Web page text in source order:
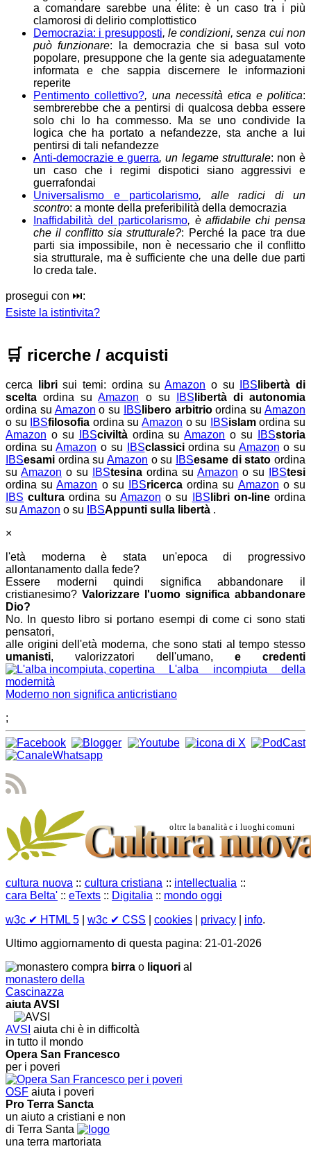
a comandare sarebbe una élite: è un caso tra i più
clamorosi di delirio complottistico
Democrazia: i presupposti, le condizioni, senza cui non
può funzionare: la democrazia che si basa sul voto
popolare, presuppone che la gente sia adeguatamente
informata e che sappia discernere le informazioni
reperite
Pentimento collettivo?, una necessità etica e politica:
sembrerebbe che a pentirsi di qualcosa debba essere
solo chi lo ha commesso. Ma se uno condivide la
logica che ha portato a nefandezze, sta anche a lui
pentirsi di tali nefandezze
Anti-democrazie e guerra, un legame strutturale: non è
un caso che i regimi dispotici siano aggressivi e
guerrafondai
Universalismo e particolarismo, alle radici di un
scontro: a monte della preferibilità della democrazia
Inaffidabilità del particolarismo, è affidabile chi pensa
che il conflitto sia strutturale?: Perché la pace tra due
parti sia impossibile, non è necessario che il conflitto
sia strutturale, ma è sufficiente che una delle due parti
lo creda tale.
prosegui con ⏭️:
Esiste la istintivita?
🛒 ricerche / acquisti
cerca librisui temi: ordina suAmazon o su IBS libertà di
scelta ordina suAmazon o su IBS libertà di autonomia
ordina su Amazon o su IBS libero arbitrio ordina suAmazon
o su
IBSfilosofia ordina suAmazon o su IBSislam ordina su
Amazon o su IBSciviltà ordina suAmazon o su IBSstoria
ordina suAmazon o su IBSclassici ordina su Amazon o su
IBSesami ordina suAmazon o su IBSesame di stato ordina
su Amazon o su IBStesina ordina su Amazon o su IBStesi
ordina suAmazon o su IBSricerca ordina su Amazon o su
IBS cultura ordina su Amazon o su IBS libri on-line ordina
su Amazon o su IBSAppunti sulla libertà .
×
l'età moderna è stata un'epoca di progressivo
allontanamento dalla fede?
Essere moderni quindi significa abbandonare il
cristianesimo? Valorizzare l'uomo significa abbandonare
Dio?
No. In questo libro si portano esempi di come ci sono stati
pensatori,
alle origini dell'età moderna, che sono stati al tempo stesso
umanisti, valorizzatori dell'umano, e credenti
L'alba incompiuta della
modernità
Moderno non significa anticristiano
;
cultura nuova :: cultura cristiana :: intellectualia ::
cara Belta' :: eTexts :: Digitalia :: mondo oggi
w3c ✔ HTML 5 w3c ✔ CSS cookies privacy info.
Ultimo aggiornamento di questa pagina: 21-01-2026
compra birra o liquori al
monastero della
Cascinazza
aiuta AVSI
AVSI aiuta chi è in difficoltà
in tutto il mondo
Opera San Francesco
per i poveri
OSF aiuta i poveri
Pro Terra Sancta
un aiuto a cristiani e non
di Terra Santa
una terra martoriata